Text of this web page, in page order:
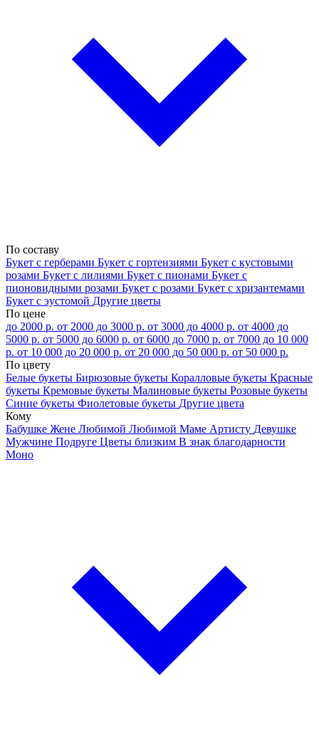
По составу
Букет с герберами Букет с гортензиями Букет с кустовыми
розами Букет с лилиями Букет с пионами Букет с
пионовидными розами Букет с розами Букет с хризантемами
Букет с эустомой Другие цветы
По цене
до 2000 р. от 2000 до 3000 р. от 3000 до 4000 р. от 4000 до
5000 р. от 5000 до 6000 р. от 6000 до 7000 р. от 7000 до 10 000
р. от 10 000 до 20 000 р. от 20 000 до 50 000 р. от 50 000 р.
По цвету
Белые букеты Бирюзовые букеты Коралловые букеты Красные
букеты Кремовые букеты Малиновые букеты Розовые букеты
Синие букеты Фиолетовые букеты Другие цвета
Кому
Бабушке Жене Любимой Любимой Маме Артисту Девушке
Мужчине Подруге Цветы близким В знак благодарности
Моно